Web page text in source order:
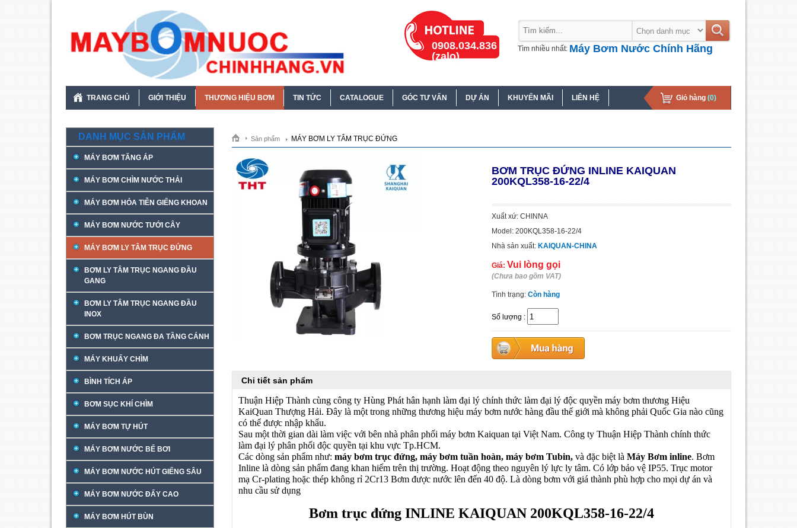
Tìm nhiều nhất: Máy Bơm Nước Chính Hãng
0908.034.836
(zalo)
TRANG CHỦ GIỚI THIỆU THƯƠNG HIỆU BƠM TIN TỨC CATALOGUE GÓC TƯ VẤN DỰ ÁN KHUYẾN MÃI LIÊN HỆ Giỏ hàng (0)
DANH MỤC SẢN PHẨM
MÁY BƠM TĂNG ÁP
MÁY BƠM CHÌM NƯỚC THẢI
MÁY BƠM HỎA TIỄN GIẾNG KHOAN
MÁY BƠM NƯỚC TƯỚI CÂY
MÁY BƠM LY TÂM TRỤC ĐỨNG
BƠM LY TÂM TRỤC NGANG ĐẦU
GANG
BƠM LY TÂM TRỤC NGANG ĐẦU
INOX
BƠM TRỤC NGANG ĐA TẦNG CÁNH
MÁY KHUẤY CHÌM
BÌNH TÍCH ÁP
BƠM SỤC KHÍ CHÌM
MÁY BƠM TỰ HÚT
MÁY BƠM NƯỚC BỂ BƠI
MÁY BƠM NƯỚC HÚT GIẾNG SÂU
MÁY BƠM NƯỚC ĐẨY CAO
MÁY BƠM HÚT BÙN
Sản phẩm MÁY BƠM LY TÂM TRỤC ĐỨNG
BƠM TRỤC ĐỨNG INLINE KAIQUAN
200KQL358-16-22/4
Xuất xứ: CHINNA
Model: 200KQL358-16-22/4
Nhà sản xuất: KAIQUAN-CHINA
Giá: Vui lòng gọi
(Chưa bao gồm VAT)
Tình trạng: Còn hàng
Số lượng :
Chi tiết sản phẩm
Thuận Hiệp Thành cùng công ty Hùng Phát hân hạnh làm đại lý chính thức làm đại lý độc quyền máy bơm thương Hiệu
KaiQuan Thượng Hải. Đây là một trong những thương hiệu máy bơm nước hàng đầu thế giới mà không phải Quốc Gia nào cũng
có thể được nhập khẩu.
Sau một thời gian dài làm việc với bên nhà phân phối máy bơm Kaiquan tại Việt Nam. Công ty Thuận Hiệp Thành chính thức
làm đại lý phân phối độc quyền tại khu vực Tp.HCM.
Các dòng sản phẩm như: máy bơm trục đứng, máy bơm tuần hoàn, máy bơm Tubin, và đặc biệt là Máy Bơm inline. Bơm
Inline là dòng sản phẩm đang khan hiếm trên thị trường. Hoạt động theo nguyên lý lực ly tâm. Có lớp bảo vệ IP55. Trục motor
mạ Cr-plating hoặc thép không rỉ 2Cr13 Bơm được nước lên đến 40 độ. Là dòng bơm với giá thành phù hợp cho mọi dự án và
nhu cầu sử dụng
Bơm trục đứng INLINE KAIQUAN 200KQL358-16-22/4